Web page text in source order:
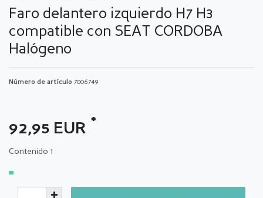
Faro delantero izquierdo H7 H3
compatible con SEAT CORDOBA
Halógeno
Número de artículo 7006749
92,95 EUR *
Contenido 1